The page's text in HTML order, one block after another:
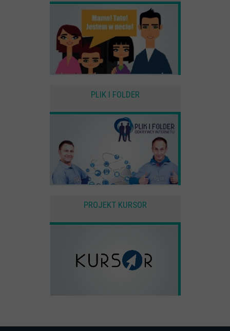
PLIK I FOLDER
PROJEKT KURSOR